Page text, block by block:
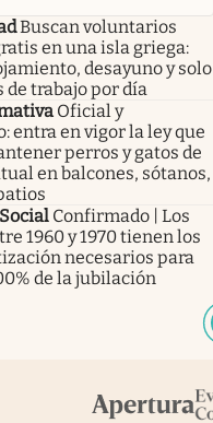
Buscan voluntarios
en una isla griega:
desayuno y solo
de trabajo por día
Oficial y
entra en vigor la ley que
perros y gatos de
en balcones, sótanos,
Confirmado | Los
1960 y 1970 tienen los
necesarios para
de la jubilación